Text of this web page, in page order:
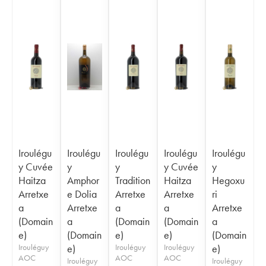
Iroulégu
y Cuvée
Haitza
Arretxe
a
(Domain
e)
Irouléguy
AOC
Iroulégu
y
Amphor
e Dolia
Arretxe
a
(Domain
e)
Irouléguy
Iroulégu
y
Tradition
Arretxe
a
(Domain
e)
Irouléguy
AOC
Iroulégu
y Cuvée
Haitza
Arretxe
a
(Domain
e)
Irouléguy
AOC
Iroulégu
y
Hegoxu
ri
Arretxe
a
(Domain
e)
Irouléguy